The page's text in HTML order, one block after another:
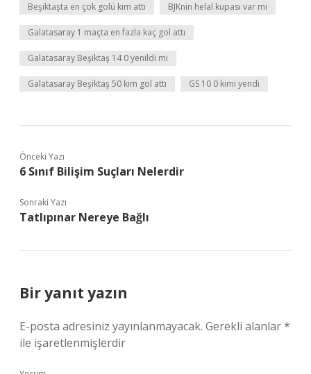
Beşiktaşta en çok golü kim attı BJKnin helal kupası var mı
Galatasaray 1 maçta en fazla kaç gol attı
Galatasaray Beşiktaş 14 0 yenildi mi
Galatasaray Beşiktaş 50 kim gol attı GS 10 0 kimi yendi
Önceki Yazı
6 Sınıf Bilişim Suçları Nelerdir
Sonraki Yazı
Tatlıpınar Nereye Bağlı
Bir yanıt yazın
E-posta adresiniz yayınlanmayacak. Gerekli alanlar*
ile işaretlenmişlerdir